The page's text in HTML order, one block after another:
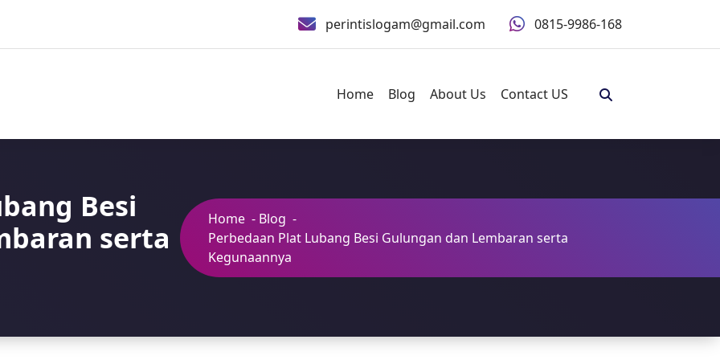
perintislogam@gmail.com 0815-9986-168
Home Blog About Us Contact US
Besi
serta
Home - Blog -
Perbedaan Plat Lubang Besi Gulungan dan Lembaran serta
Kegunaannya